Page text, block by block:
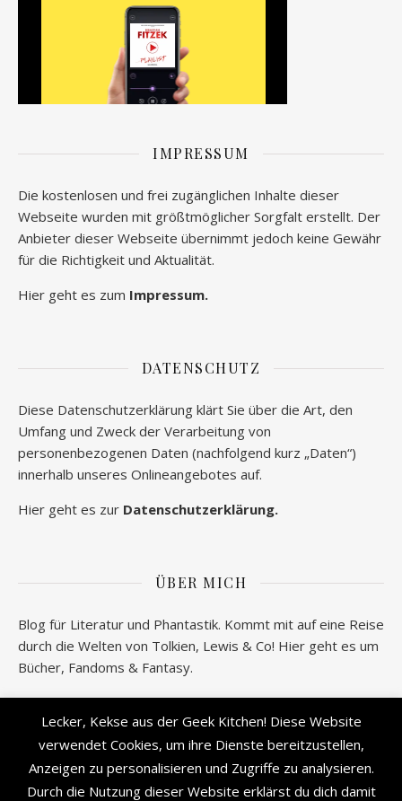
IMPRESSUM
Die kostenlosen und frei zugänglichen Inhalte dieser
Webseite wurden mit größtmöglicher Sorgfalt erstellt. Der
Anbieter dieser Webseite übernimmt jedoch keine Gewähr
für die Richtigkeit und Aktualität.
Hier geht es zum Impressum.
DATENSCHUTZ
Diese Datenschutzerklärung klärt Sie über die Art, den
Umfang und Zweck der Verarbeitung von
personenbezogenen Daten (nachfolgend kurz „Daten“)
innerhalb unseres Onlineangebotes auf.
Hier geht es zur Datenschutzerklärung.
ÜBER MICH
Blog für Literatur und Phantastik. Kommt mit auf eine Reise
durch die Welten von Tolkien, Lewis & Co! Hier geht es um
Bücher, Fandoms & Fantasy.
Wer verbirgt sich hinter geeksantiques.de? Alle
Informationen gibt es hier!
Lecker, Kekse aus der Geek Kitchen! Diese Website
verwendet Cookies, um ihre Dienste bereitzustellen,
Anzeigen zu personalisieren und Zugriffe zu analysieren.
Durch die Nutzung dieser Website erklärst du dich damit